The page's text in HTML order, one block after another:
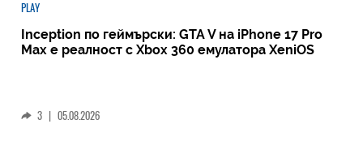
PLAY
Inception по геймърски: GTA V на iPhone 17 Pro
Max е реалност с Xbox 360 емулатора XeniOS
3 | 05.08.2026